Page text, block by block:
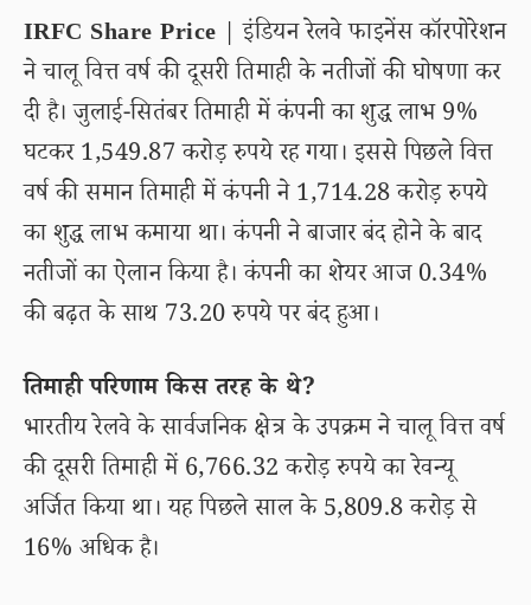
IRFC Share Price | इंडियन रेलवे फाइनेंस कॉरपोरेशन
ने चालू वित्त वर्ष की दूसरी तिमाही के नतीजों की घोषणा कर
दी है। जुलाई-सितंबर तिमाही में कंपनी का शुद्ध लाभ 9%
घटकर 1,549.87 करोड़ रुपये रह गया। इससे पिछले वित्त
वर्ष की समान तिमाही में कंपनी ने 1,714.28 करोड़ रुपये
का शुद्ध लाभ कमाया था। कंपनी ने बाजार बंद होने के बाद
नतीजों का ऐलान किया है। कंपनी का शेयर आज 0.34%
की बढ़त के साथ 73.20 रुपये पर बंद हुआ।
तिमाही परिणाम किस तरह के थे?
भारतीय रेलवे के सार्वजनिक क्षेत्र के उपक्रम ने चालू वित्त वर्ष
की दूसरी तिमाही में 6,766.32 करोड़ रुपये का रेवन्यू
अर्जित किया था। यह पिछले साल के 5,809.8 करोड़ से
16% अधिक है।